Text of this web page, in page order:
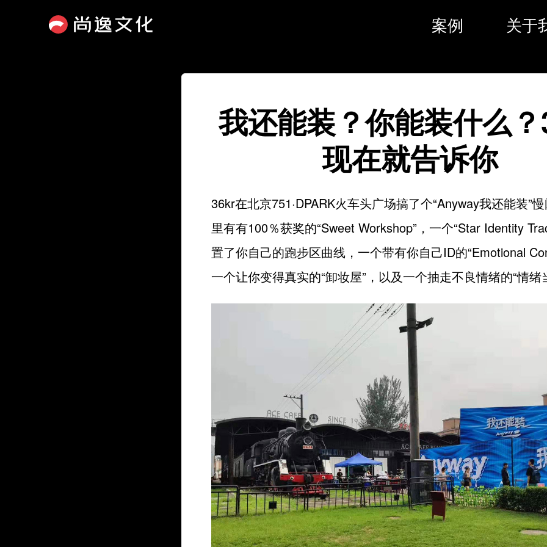
案例 关于
我还能装？你能装什么
现在就告诉你
36kr在北京751·DPARK火车头广场搞了个“Anyway我还能装”
里有有100％获奖的“Sweet Workshop”，一个“Star Identity
置了你自己的跑步区曲线，一个带有你自己ID的“Emotional
一个让你变得真实的“卸妆屋”，以及一个抽走不良情绪的“情绪